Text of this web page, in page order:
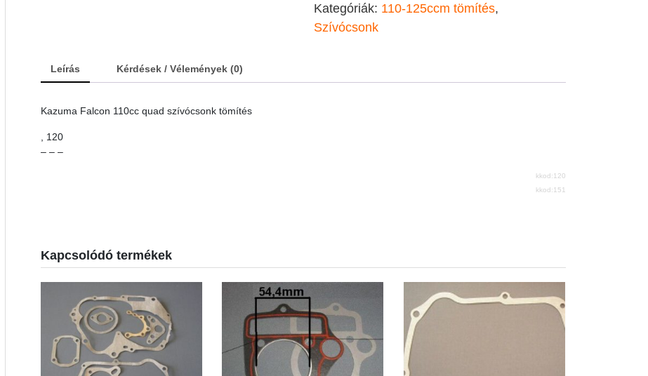
Kategóriák: 110-125ccm tömítés,
Szívócsonk
Leírás Kérdések / Vélemények (0)
Kazuma Falcon 110cc quad szívócsonk tömítés
, 120
– – –
kkod:120
kkod:151
Kapcsolódó termékek